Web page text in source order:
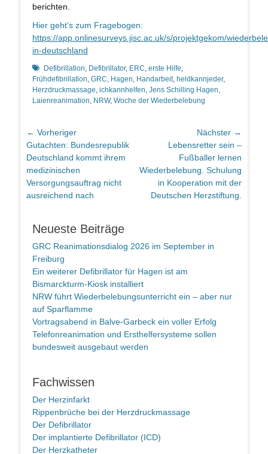
berichten.
Hier geht’s zum Fragebogen:
https://app.onlinesurveys.jisc.ac.uk/s/projektgekom/
in-deutschland
Schlagworte
Defibrillation, Defibrillator, ERC, erste Hilfe,
Frühdefibrillation, GRC, Hagen, Handarbeit, heldkannjeder,
Herzdruckmassage, ichkannhelfen, Jens Schilling Hagen,
Laienreanimation, NRW, Woche der Wiederbelebung
Beitragsnavigation
← Vorheriger
Vorheriger
Beitrag:
Gutachten: Bundesrepublik
Deutschland kommt ihrem
medizinischen
Versorgungsauftrag nicht
ausreichend nach
Nächster →
Lebensretter sein –
Fußballer lernen
Wiederbelebung. Schulung
in Kooperation mit der
Deutschen Herzstiftung.
Neueste Beiträge
GRC Reanimationsdialog 2026 im September in
Freiburg
Ein weiterer Defibrillator für Hagen ist am
Bismarckturm-Kiosk installiert
NRW führt Wiederbelebungsunterricht ein – aber nur
auf Sparflamme
Vortragsabend in Balve-Garbeck ein voller Erfolg
Telefonreanimation und Ersthelfersysteme sollen
bundesweit ausgebaut werden
Fachwissen
Der Herzinfarkt
Rippenbrüche bei der Herzdruckmassage
Der Defibrillator
Der implantierte Defibrillator (ICD)
Der Herzkatheter